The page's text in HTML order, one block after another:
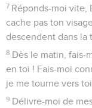
7 Réponds-moi vite,
cache pas ton
descendent dans la
8 Dès le matin, fais-
en toi ! Fais-moi
je me tourne vers
9 Délivre-moi de